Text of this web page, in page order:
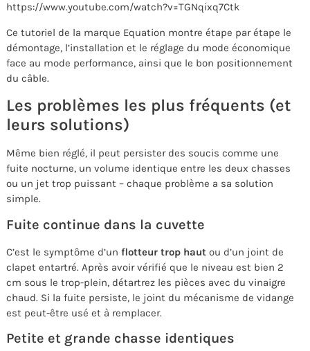
https://www.youtube.com/watch?v=TGNqixq7Ctk
Ce tutoriel de la marque Equation montre étape par étape le
démontage, l’installation et le réglage du mode économique
face au mode performance, ainsi que le bon positionnement
du câble.
Les problèmes les plus fréquents (et
leurs solutions)
Même bien réglé, il peut persister des soucis comme une
fuite nocturne, un volume identique entre les deux chasses
ou un jet trop puissant – chaque problème a sa solution
simple.
Fuite continue dans la cuvette
C’est le symptôme d’un flotteur trop haut ou d’un joint de
clapet entartré. Après avoir vérifié que le niveau est bien 2
cm sous le trop-plein, détartrez les pièces avec du vinaigre
chaud. Si la fuite persiste, le joint du mécanisme de vidange
est peut-être usé et à remplacer.
Petite et grande chasse identiques